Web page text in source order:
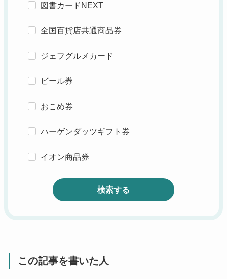
図書カードNEXT
全国百貨店共通商品券
ジェフグルメカード
ビール券
おこめ券
ハーゲンダッツギフト券
イオン商品券
検索する
この記事を書いた人